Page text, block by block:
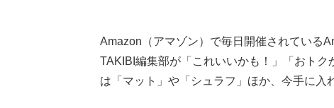
Amazon（アマゾン）で毎日開催されている
TAKIBI編集部が「これいいかも！」「おト
は「マット」や「シュラフ」ほか、今手に入